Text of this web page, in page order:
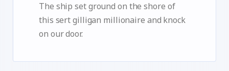
The ship set ground on the shore of
this sert gilligan millionaire and knock
on our door.